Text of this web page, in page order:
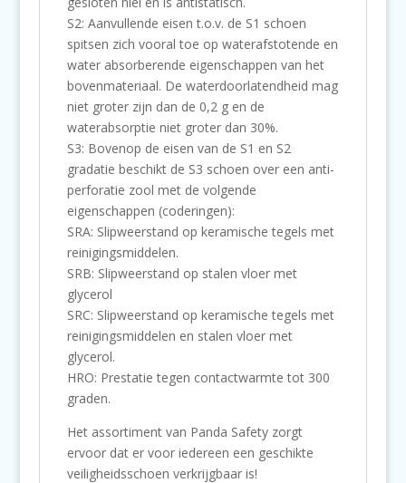
S2: Aanvullende eisen t.o.v. de S1 schoen
spitsen zich vooral toe op waterafstotende en
water absorberende eigenschappen van het
bovenmateriaal. De waterdoorlatendheid mag
niet groter zijn dan de 0,2 g en de
waterabsorptie niet groter dan 30%.
S3: Bovenop de eisen van de S1 en S2
gradatie beschikt de S3 schoen over een anti-
perforatie zool met de volgende
eigenschappen (coderingen):
SRA: Slipweerstand op keramische tegels met
reinigingsmiddelen.
SRB: Slipweerstand op stalen vloer met
glycerol
SRC: Slipweerstand op keramische tegels met
reinigingsmiddelen en stalen vloer met
glycerol.
HRO: Prestatie tegen contactwarmte tot 300
graden.
Het assortiment van Panda Safety zorgt
ervoor dat er voor iedereen een geschikte
veiligheidsschoen verkrijgbaar is!